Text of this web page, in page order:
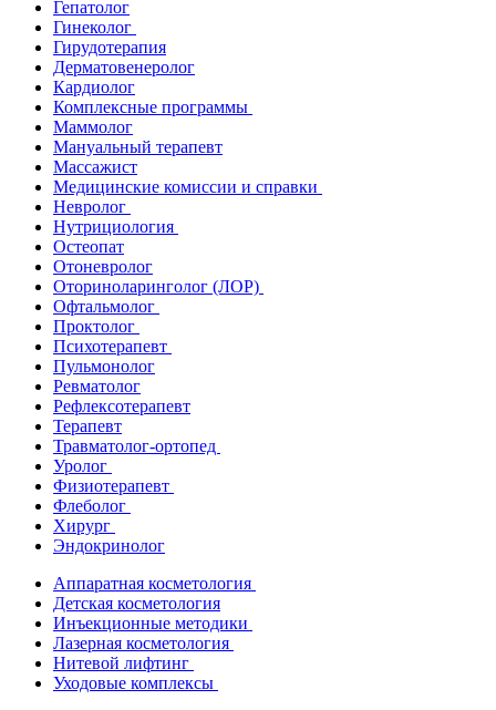
Гепатолог
Гинеколог
Гирудотерапия
Дерматовенеролог
Кардиолог
Комплексные программы
Маммолог
Мануальный терапевт
Массажист
Медицинские комиссии и справки
Невролог
Нутрициология
Остеопат
Отоневролог
Оториноларинголог (ЛОР)
Офтальмолог
Проктолог
Психотерапевт
Пульмонолог
Ревматолог
Рефлексотерапевт
Терапевт
Травматолог-ортопед
Уролог
Физиотерапевт
Флеболог
Хирург
Эндокринолог
Аппаратная косметология
Детская косметология
Инъекционные методики
Лазерная косметология
Нитевой лифтинг
Уходовые комплексы